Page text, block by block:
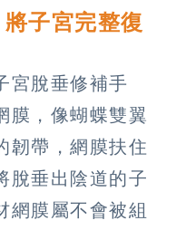
子宮完整復
宮脫垂修補手
膜，像蝴蝶雙翼
韌帶，網膜扶住
脫垂出陰道的子
網膜屬不會被組